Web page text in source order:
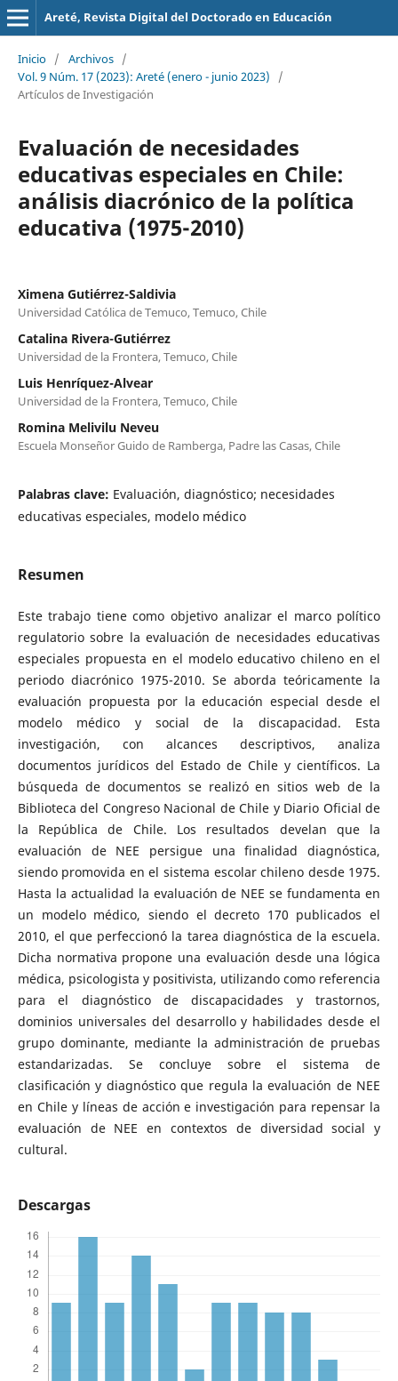
Areté, Revista Digital del Doctorado en Educación
Inicio / Archivos /
Vol. 9 Núm. 17 (2023): Areté (enero - junio 2023)
/
Artículos de Investigación
Evaluación de necesidades
educativas especiales en Chile:
análisis diacrónico de la política
educativa (1975-2010)
Ximena Gutiérrez-Saldivia
Universidad Católica de Temuco, Temuco, Chile
Catalina Rivera-Gutiérrez
Universidad de la Frontera, Temuco, Chile
Luis Henríquez-Alvear
Universidad de la Frontera, Temuco, Chile
Romina Melivilu Neveu
Escuela Monseñor Guido de Ramberga, Padre las Casas, Chile
Palabras clave: Evaluación, diagnóstico; necesidades
educativas especiales, modelo médico
Resumen
Este trabajo tiene como objetivo analizar el marco político
regulatorio sobre la evaluación de necesidades educativas
especiales propuesta en el modelo educativo chileno en el
periodo diacrónico 1975-2010. Se aborda teóricamente la
evaluación propuesta por la educación especial desde el
modelo médico y social de la discapacidad. Esta
investigación, con alcances descriptivos, analiza
documentos jurídicos del Estado de Chile y científicos. La
búsqueda de documentos se realizó en sitios web de la
Biblioteca del Congreso Nacional de Chile y Diario Oficial de
la República de Chile. Los resultados develan que la
evaluación de NEE persigue una finalidad diagnóstica,
siendo promovida en el sistema escolar chileno desde 1975.
Hasta la actualidad la evaluación de NEE se fundamenta en
un modelo médico, siendo el decreto 170 publicados el
2010, el que perfeccionó la tarea diagnóstica de la escuela.
Dicha normativa propone una evaluación desde una lógica
médica, psicologista y positivista, utilizando como referencia
para el diagnóstico de discapacidades y trastornos,
dominios universales del desarrollo y habilidades desde el
grupo dominante, mediante la administración de pruebas
estandarizadas. Se concluye sobre el sistema de
clasificación y diagnóstico que regula la evaluación de NEE
en Chile y líneas de acción e investigación para repensar la
evaluación de NEE en contextos de diversidad social y
cultural.
Descargas